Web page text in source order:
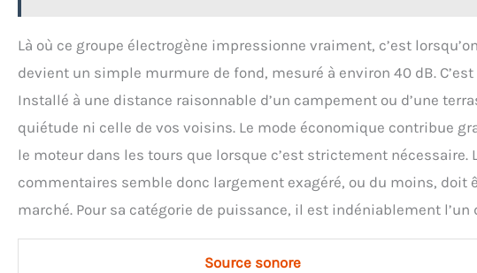
Là où ce groupe électrogène impressionne vraiment, c’est
devient un simple murmure de fond, mesuré à environ 40 dB.
Installé à une distance raisonnable d’un campement ou d’une
quiétude ni celle de vos voisins. Le mode économique contribue
le moteur dans les tours que lorsque c’est strictement
commentaires semble donc largement exagéré, ou du moins,
marché. Pour sa catégorie de puissance, il est indéniablement
Source sonore